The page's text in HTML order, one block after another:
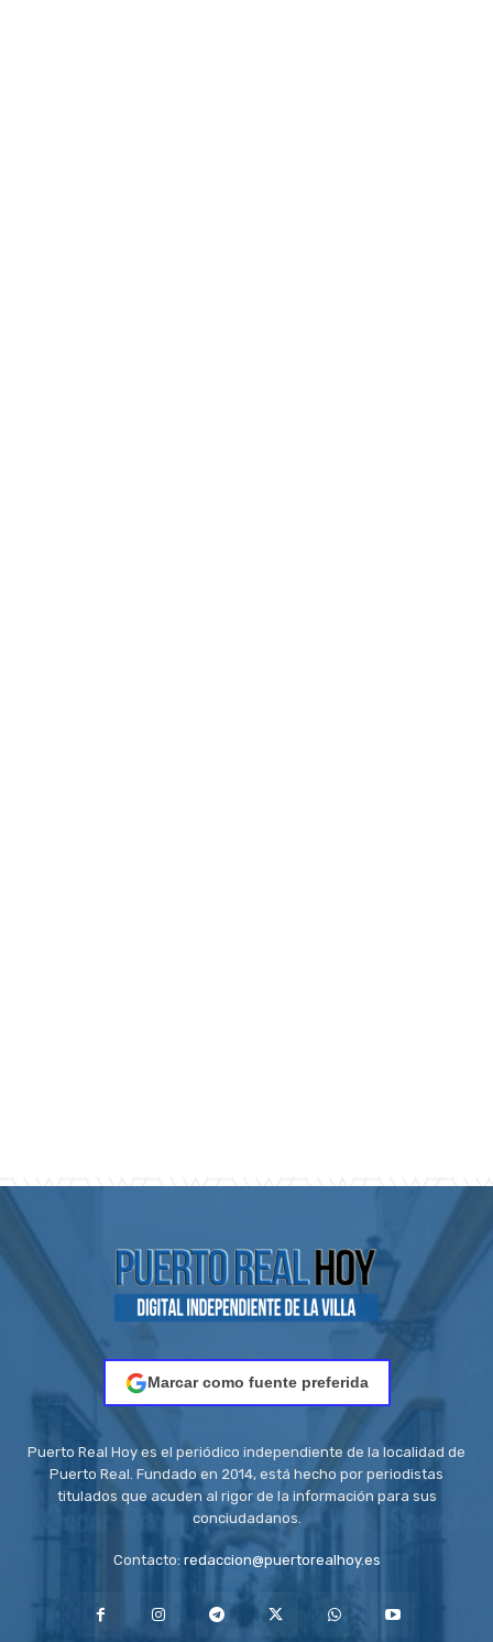
Marcar como fuente preferida
Puerto Real Hoy es el periódico independiente de la localidad de
Puerto Real. Fundado en 2014, está hecho por periodistas
titulados que acuden al rigor de la información para sus
conciudadanos.
Contacto: redaccion@puertorealhoy.es